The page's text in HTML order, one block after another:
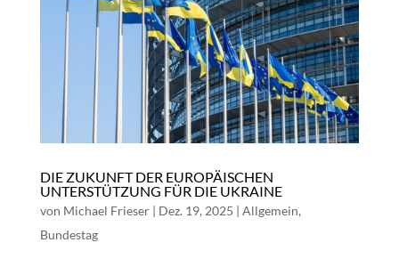
DIE ZUKUNFT DER EUROPÄISCHEN
UNTERSTÜTZUNG FÜR DIE UKRAINE
von Michael Frieser| Dez. 19, 2025 | Allgemein,
Bundestag